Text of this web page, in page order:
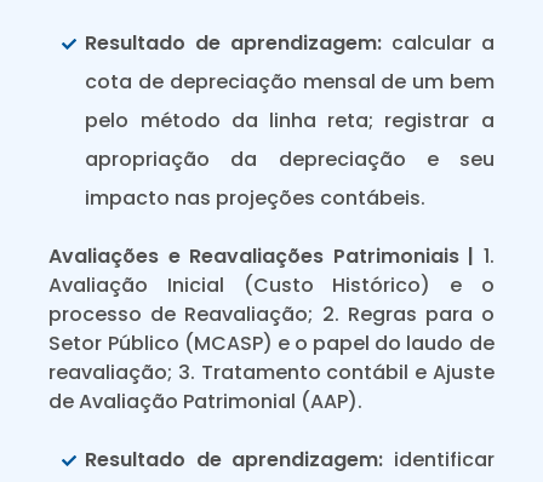
Resultado de aprendizagem: calcular a
cota de depreciação mensal de um bem
pelo método da linha reta; registrar a
apropriação da depreciação e seu
impacto nas projeções contábeis.
Avaliações e Reavaliações Patrimoniais | 1.
Avaliação Inicial (Custo Histórico) e o
processo de Reavaliação; 2. Regras para o
Setor Público (MCASP) e o papel do laudo de
reavaliação; 3. Tratamento contábil e Ajuste
de Avaliação Patrimonial (AAP).
Resultado de aprendizagem: identificar